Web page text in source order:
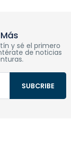
y sé el primero
de noticias